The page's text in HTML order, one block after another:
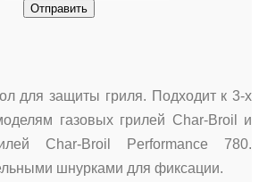
Отправить
для защиты гриля. Подходит к 3-х
газовых грилей Char-Broil и
Char-Broil Performance 780.
шнурками для фиксации.